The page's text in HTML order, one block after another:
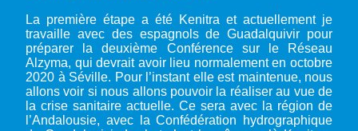
La première étape a été Kenitra et actuellement je
travaille avec des espagnols de Guadalquivir pour
préparer la deuxième Conférence sur le Réseau
Alzyma, qui devrait avoir lieu normalement en octobre
2020 à Séville. Pour l’instant elle est maintenue, nous
allons voir si nous allons pouvoir la réaliser au vue de
la crise sanitaire actuelle. Ce sera avec la région de
l’Andalousie, avec la Confédération hydrographique